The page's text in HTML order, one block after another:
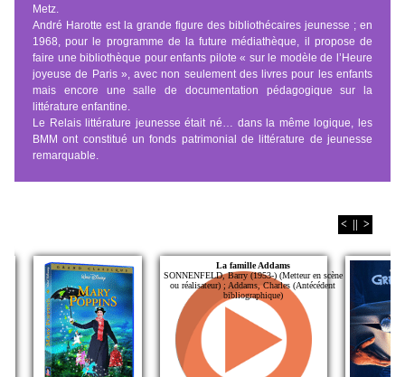
Metz.
André Harotte est la grande figure des bibliothécaires jeunesse ; en
1968, pour le programme de la future médiathèque, il propose de
faire une bibliothèque pour enfants pilote « sur le modèle de l’Heure
joyeuse de Paris », avec non seulement des livres pour les enfants
mais encore une salle de documentation pédagogique sur la
littérature enfantine.
Le Relais littérature jeunesse était né… dans la même logique, les
BMM ont constitué un fonds patrimonial de littérature de jeunesse
remarquable.
La famille Addams
SONNENFELD, Barry (1953-) (Metteur en scène
ou réalisateur) ; Addams, Charles (Antécédent
bibliographique)
< >